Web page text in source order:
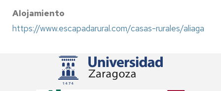
Alojamiento
https://www.escapadarural.com/casas-rurales/aliaga